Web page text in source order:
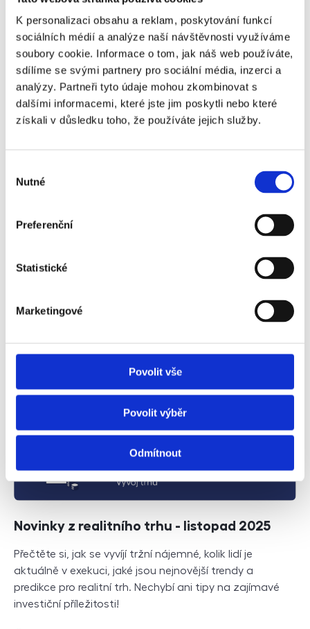
K personalizaci obsahu a reklam, poskytování funkcí
sociálních médií a analýze naší návštěvnosti využíváme
soubory cookie. Informace o tom, jak náš web používáte,
sdílíme se svými partnery pro sociální média, inzerci a
analýzy. Partneři tyto údaje mohou zkombinovat s
dalšími informacemi, které jste jim poskytli nebo které
získali v důsledku toho, že používáte jejich služby.
souhlasu
Nutné
Preferenční
Statistické
Marketingové
Povolit vše
Povolit výběr
Odmítnout
Co mít na paměti, když v koronavirové době
chcete koupit investiční nemovitost
si začal klást nové otázky. Jednou z nich je i to, jestli je
dobrý nápad kupovat za současné situace a s
byty jsou už několik spolehlivou a výnosnou investicí a
zároveň banky začaly snižovat úrokové sazby za
Bohemian Estates. Vypadá to tedy, že získat hypotéku
současné době rozhodnete pro pořízení nemovitosti
na výdělek?
Číst dále
Novinky z realitního trhu - listopad 2025
Přečtěte si, jak se vyvíjí tržní nájemné, kolik lidí je
aktuálně v exekuci, jaké jsou nejnovější trendy a
predikce pro realitní trh. Nechybí ani tipy na zajímavé
investiční příležitosti!